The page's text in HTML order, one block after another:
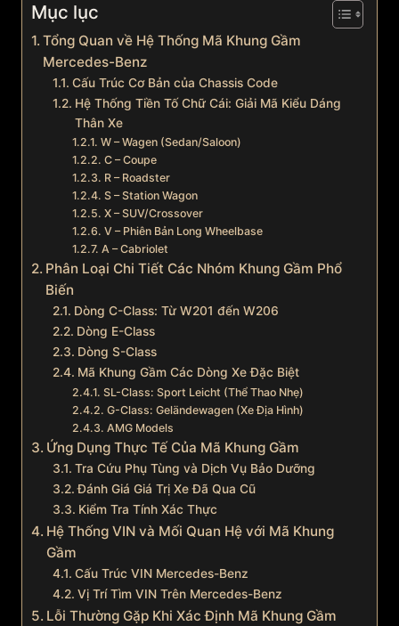
Mục lục
Tổng Quan về Hệ Thống Mã Khung Gầm
Mercedes-Benz
Cấu Trúc Cơ Bản của Chassis Code
Hệ Thống Tiền Tố Chữ Cái: Giải Mã Kiểu Dáng
Thân Xe
W – Wagen (Sedan/Saloon)
C – Coupe
R – Roadster
S – Station Wagon
X – SUV/Crossover
V – Phiên Bản Long Wheelbase
A – Cabriolet
Phân Loại Chi Tiết Các Nhóm Khung Gầm Phổ
Biến
Dòng C-Class: Từ W201 đến W206
Dòng E-Class
Dòng S-Class
Mã Khung Gầm Các Dòng Xe Đặc Biệt
SL-Class: Sport Leicht (Thể Thao Nhẹ)
G-Class: Geländewagen (Xe Địa Hình)
AMG Models
Ứng Dụng Thực Tế Của Mã Khung Gầm
Tra Cứu Phụ Tùng và Dịch Vụ Bảo Dưỡng
Đánh Giá Giá Trị Xe Đã Qua Cũ
Kiểm Tra Tính Xác Thực
Hệ Thống VIN và Mối Quan Hệ với Mã Khung
Gầm
Cấu Trúc VIN Mercedes-Benz
Vị Trí Tìm VIN Trên Mercedes-Benz
Lỗi Thường Gặp Khi Xác Định Mã Khung Gầm